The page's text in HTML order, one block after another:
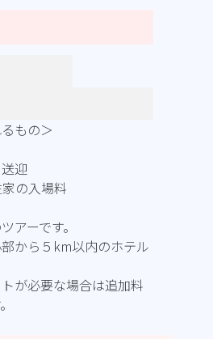
もの＞
迎
の入場料
アーです。
から５km以内のホテル
が必要な場合は追加料